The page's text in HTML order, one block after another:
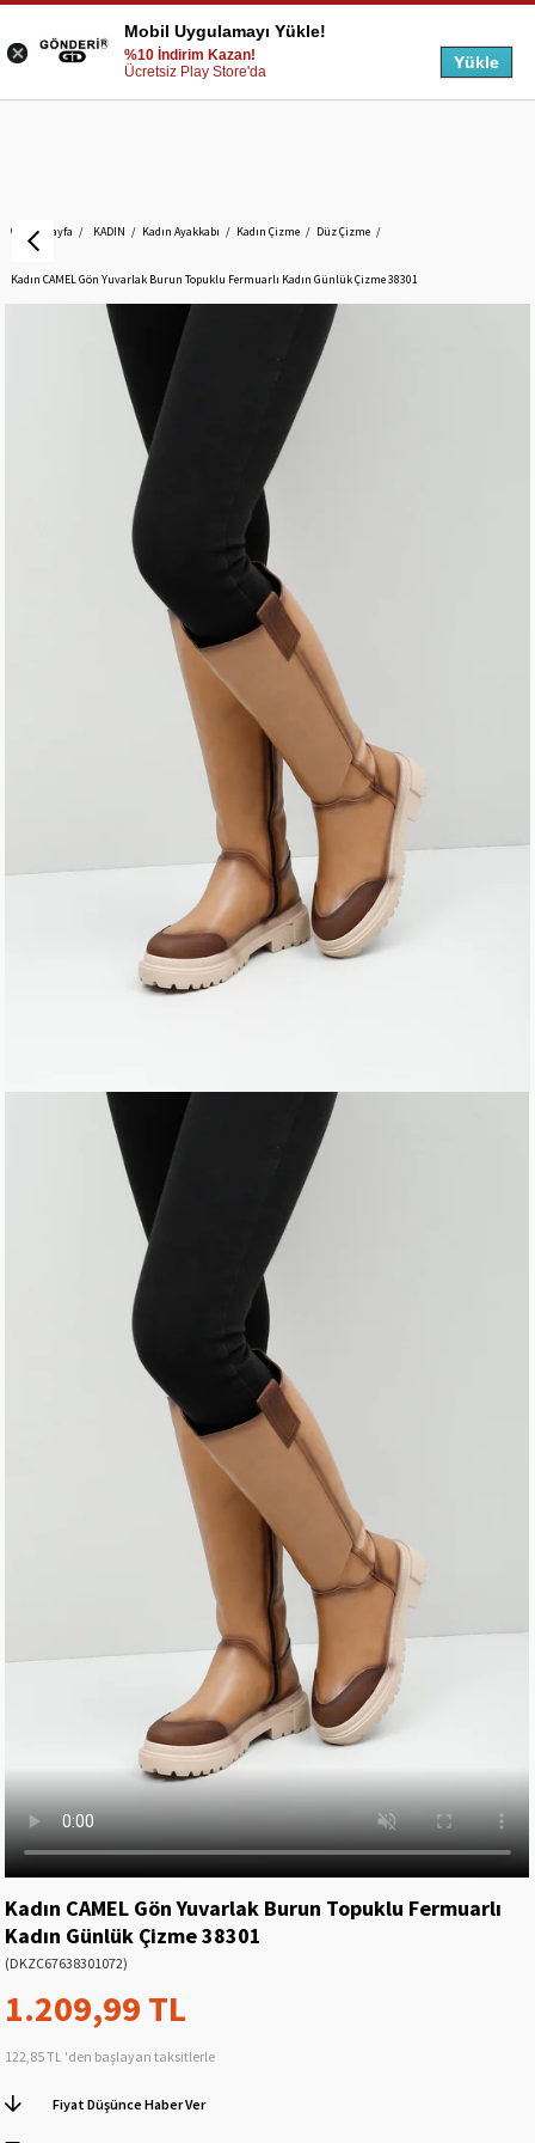
Anasayfa KADIN Kadın Ayakkabı Kadın Çizme Düz Çizme
Kadın CAMEL Gön Yuvarlak Burun Topuklu Fermuarlı Kadın Günlük Çizme 38301
Kadın CAMEL Gön Yuvarlak Burun Topuklu Fermuarlı
Kadın Günlük Çizme 38301
(DKZC67638301072)
1.209,99 TL
122,85 TL 'den başlayan taksitlerle
Fiyat Düşünce Haber Ver
Mobil Uygulamayı Yükle!
%10 İndirim Kazan!
Ücretsiz Play Store'da
Yükle